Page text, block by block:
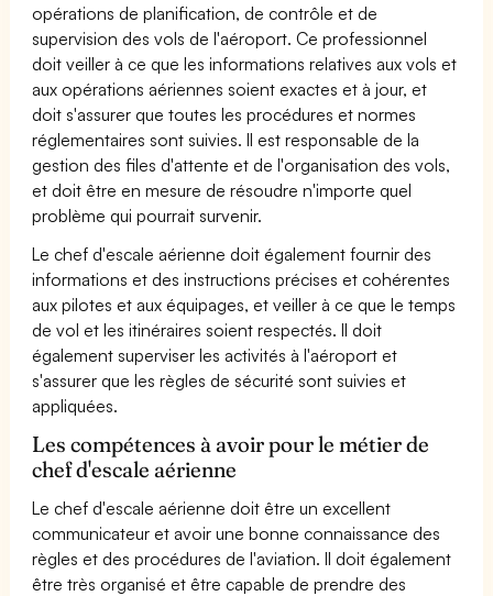
opérations de planification, de contrôle et de
supervision des vols de l'aéroport. Ce professionnel
doit veiller à ce que les informations relatives aux vols et
aux opérations aériennes soient exactes et à jour, et
doit s'assurer que toutes les procédures et normes
réglementaires sont suivies. Il est responsable de la
gestion des files d'attente et de l'organisation des vols,
et doit être en mesure de résoudre n'importe quel
problème qui pourrait survenir.
Le chef d'escale aérienne doit également fournir des
informations et des instructions précises et cohérentes
aux pilotes et aux équipages, et veiller à ce que le temps
de vol et les itinéraires soient respectés. Il doit
également superviser les activités à l'aéroport et
s'assurer que les règles de sécurité sont suivies et
appliquées.
Les compétences à avoir pour le métier de
chef d'escale aérienne
Le chef d'escale aérienne doit être un excellent
communicateur et avoir une bonne connaissance des
règles et des procédures de l'aviation. Il doit également
être très organisé et être capable de prendre des